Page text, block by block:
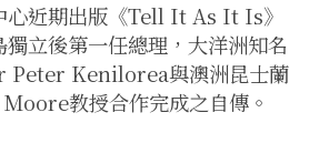
心近期出版《Tell It As It Is》
立後第一任總理，大洋洲知名
Peter Kenilorea與澳洲昆士蘭
教授合作完成之自傳。